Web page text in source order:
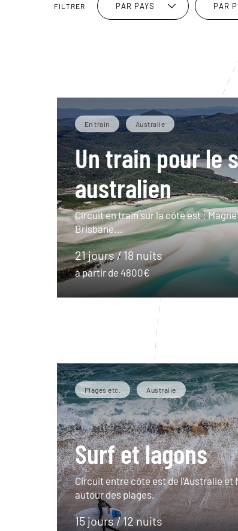
FILTRER PAR PAYS PAR
En train Australie
Un train pour le
australien
Circuit en train sur la côte est :
Brisbane...
21 jours / 18 nuits
à partir de 4800€
Plages etc. Australie
Surf et lagons
Circuit entre côte est de l’Australie et
autour des plages.
15 jours / 12 nuits